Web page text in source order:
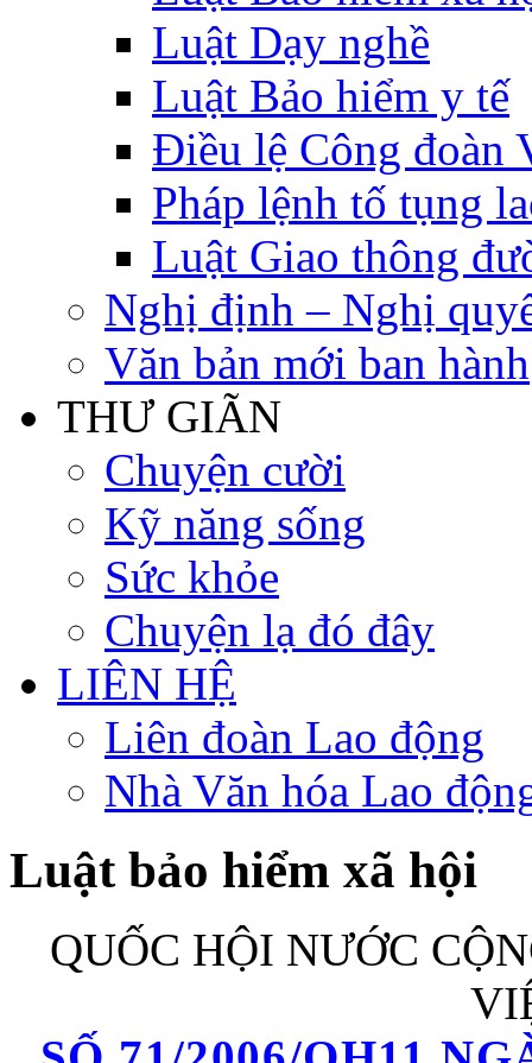
Luật Dạy nghề
Luật Bảo hiểm y tế
Điều lệ Công đoàn
Pháp lệnh tố tụng
Luật Giao thông
Nghị định – Nghị
Văn bản mới ban hành
THƯ GIÃN
Chuyện cười
Kỹ năng sống
Sức khỏe
Chuyện lạ đó đây
LIÊN HỆ
Liên đoàn Lao động
Nhà Văn hóa Lao
Luật bảo hiểm xã hội
QUỐC HỘI NƯỚC